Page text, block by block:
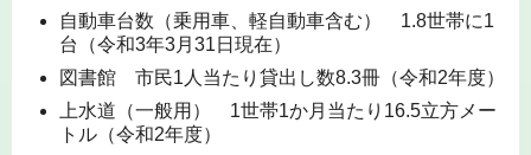
自動車台数（乗用車、軽自動車含む） 1.8世帯に1
台（令和3年3月31日現在）
図書館 市民1人当たり貸出し数8.3冊（令和2年度）
上水道（一般用） 1世帯1か月当たり16.5立方メー
トル（令和2年度）